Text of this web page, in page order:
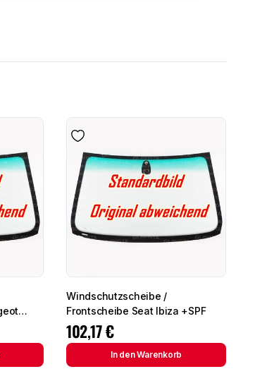
Windschutzscheibe /
Frontscheibe Seat Ibiza +SPF
102,17€
In den Warenkorb